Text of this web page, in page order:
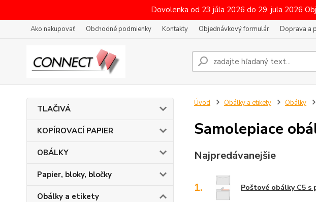
Dovolenka od 23 júla 2026 do 29. jula 2026
Ako nakupovať Obchodné podmienky Kontakty Objednávkový formulár Doprava a
TLAČIVÁ
KOPÍROVACÍ PAPIER
OBÁLKY
Papier, bloky, bločky
Obálky a etikety
Úvod Obálky a etikety Obálky
Samolepiace
Najpredávanejšie
1. Poštové obálky C5 s